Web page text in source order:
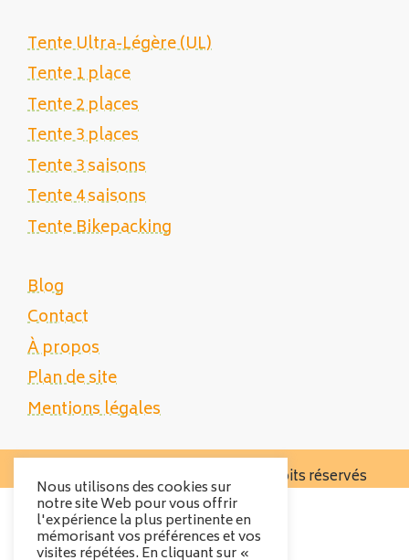
Tente Ultra-Légère (UL)
Tente 1 place
Tente 2 places
Tente 3 places
Tente 3 saisons
Tente 4 saisons
Tente Bikepacking
Blog
Contact
À propos
Plan de site
Mentions légales
Copyright 2025 Tente Trek - Tous droits réservés
Nous utilisons des cookies sur
notre site Web pour vous offrir
l'expérience la plus pertinente en
mémorisant vos préférences et vos
visites répétées. En cliquant sur «